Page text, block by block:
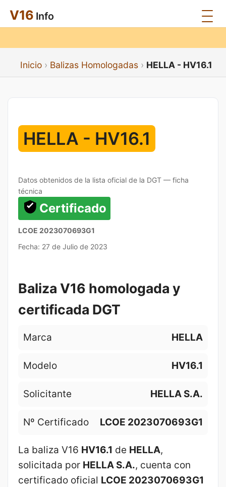
V16 Info
Inicio Balizas Homologadas HELLA - HV16.1
HELLA - HV16.1
Datos obtenidos de la lista oficial de la DGT — ficha
técnica
Certificado
LCOE 2023070693G1
Fecha: 27 de Julio de 2023
Baliza V16 homologada y
certificada DGT
Marca HELLA
Modelo HV16.1
Solicitante HELLA S.A.
Nº Certificado LCOE 2023070693G1
La baliza V16 HV16.1 de HELLA,
solicitada por HELLA S.A., cuenta con
certificado oficial LCOE 2023070693G1